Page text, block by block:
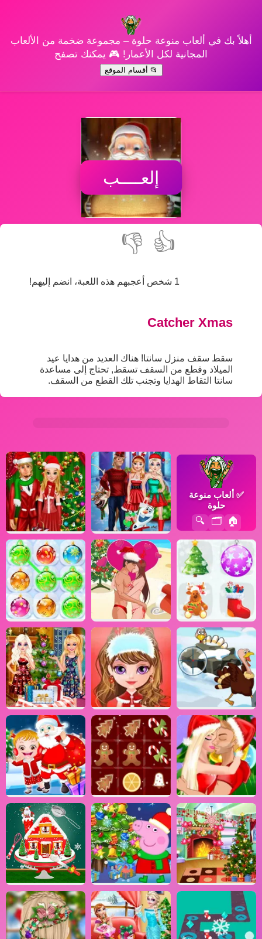
أهلاً بك في ألعاب منوعة حلوة – مجموعة ضخمة من الألعاب
المجانية لكل الأعمار! 🎮 يمكنك تصفح
📂 أقسام الموقع
إلعــــب
👍
👎
1 شخص أعجبهم هذه اللعبة، انضم إليهم!
Catcher Xmas
سقط سقف منزل سانتا! هناك العديد من هدايا عيد
الميلاد وقطع من السقف تسقط, تحتاج إلى مساعدة
سانتا التقاط الهدايا وتجنب تلك القطع من السقف.
✅ ألعاب منوعة
حلوة
🏠
🗂️
🔍